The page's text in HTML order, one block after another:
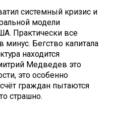
системный кризис и
модели
Практически все
минус. Бегство капитала
находится
Медведев это
это особенно
граждан пытаются
страшно.